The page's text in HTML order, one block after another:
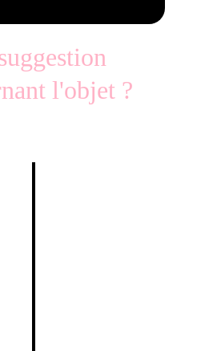
l'objet ?